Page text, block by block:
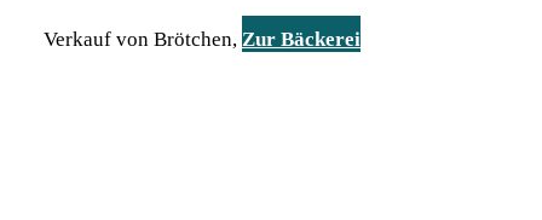
Verkauf von Brötchen, Zur Bäckerei